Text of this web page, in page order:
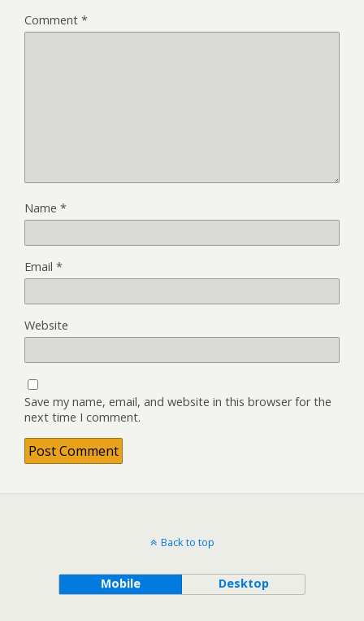
Comment *
Name *
Email *
Website
Save my name, email, and website in this browser for the
next time I comment.
Back to top
Mobile Desktop